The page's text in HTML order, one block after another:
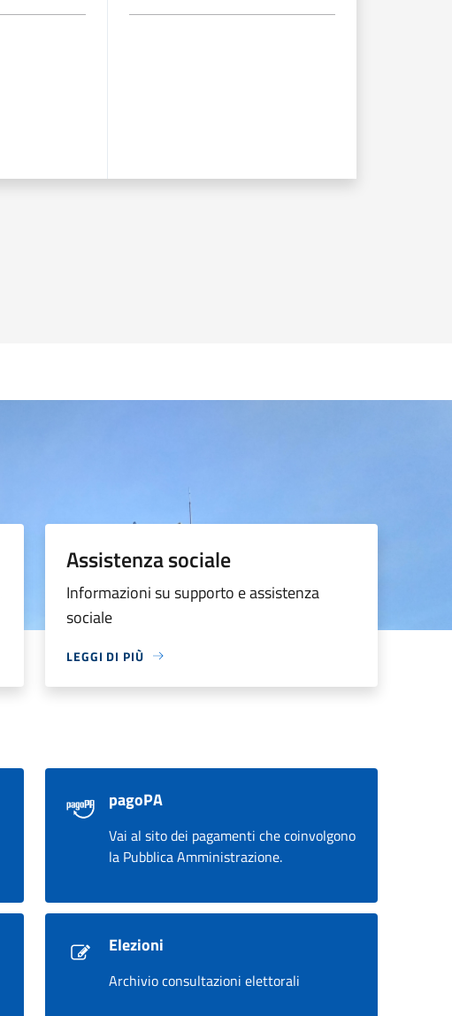
Assistenza sociale
Informazioni su supporto e assistenza
sociale
LEGGI DI PIÙ
pagoPA
Vai al sito dei pagamenti che coinvolgono
la Pubblica Amministrazione.
Elezioni
Archivio consultazioni elettorali